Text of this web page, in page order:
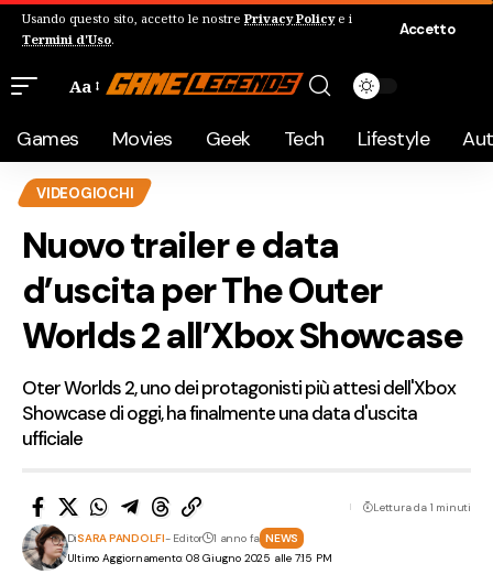
Usando questo sito, accetto le nostre Privacy Policye i
Termini d'Uso.
Accetto
Aa
Games Movies Geek Tech Lifestyle
VIDEOGIOCHI
Nuovo trailer e data
d’uscita per The Outer
Worlds 2 all’Xbox Showcase
Oter Worlds 2, uno dei protagonisti più attesi dell'Xbox
Showcase di oggi, ha finalmente una data d'uscita
ufficiale
Ultimo Aggiornamento: 08 Giugno 2025 alle 7:15 PM
DiSARA PANDOLFI- Editor 1 anno fa NEWS
Lettura da 1 minuti